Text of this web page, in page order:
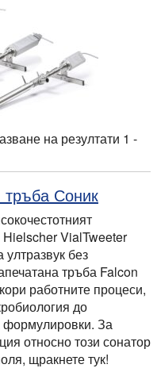
на резултати 1 -
Соник
Hielscher VialTweeter
без
тръба Falcon
работните процеси,
до
формулировки. За
относно този сонатор
щракнете тук!